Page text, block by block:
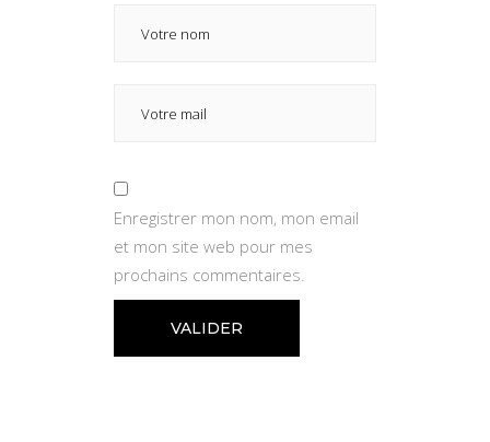
Enregistrer mon nom, mon email
et mon site web pour mes
prochains commentaires.